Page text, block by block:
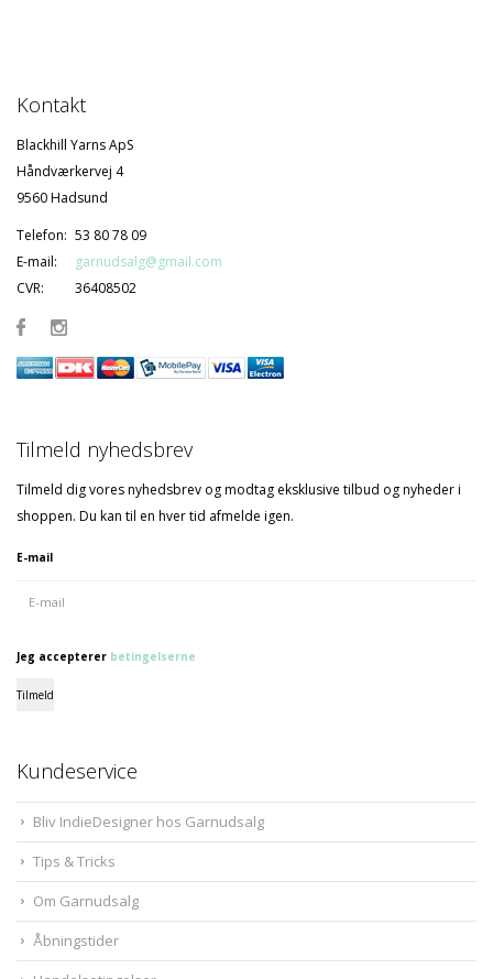
Kontakt
Blackhill Yarns ApS
Håndværkervej 4
9560 Hadsund
Telefon: 53 80 78 09
E-mail:
garnudsalg@gmail.com
CVR:
36408502
Tilmeld nyhedsbrev
Tilmeld dig vores nyhedsbrev og modtag eksklusive tilbud og nyheder i
shoppen. Du kan til en hver tid afmelde igen.
E-mail
Jeg accepterer betingelserne
Tilmeld
Kundeservice
Bliv IndieDesigner hos Garnudsalg
Tips & Tricks
Om Garnudsalg
Åbningstider